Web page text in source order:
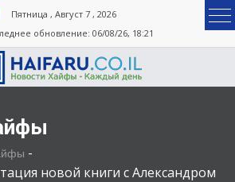
Пятница , Август 7 , 2026
обновление: 06/08/26, 18:21
-
новой книги с Александром